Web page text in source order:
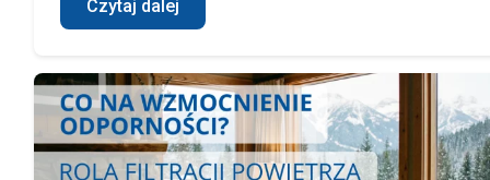
Czytaj dalej